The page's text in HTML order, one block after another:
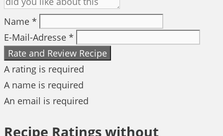
Name *
E-Mail-Adresse *
Rate and Review Recipe
A rating is required
A name is required
An email is required
Recipe Ratings without